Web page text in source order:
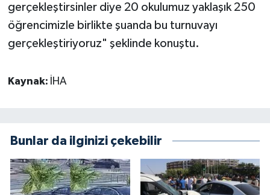
gerçekleştirsinler diye 20 okulumuz yaklaşık 250
öğrencimizle birlikte şuanda bu turnuvayı
gerçekleştiriyoruz" şeklinde konuştu.
Kaynak: İHA
Bunlar da ilginizi çekebilir